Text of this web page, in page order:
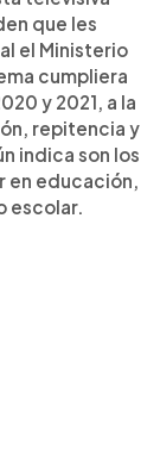
que les
el Ministerio
cumpliera
y 2021, a la
repitencia y
indica son los
en educación,
escolar.